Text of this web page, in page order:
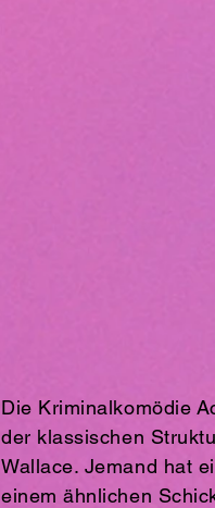
Die Kriminalkomödie
der klassischen
Wallace. Jemand hat
einem ähnlichen